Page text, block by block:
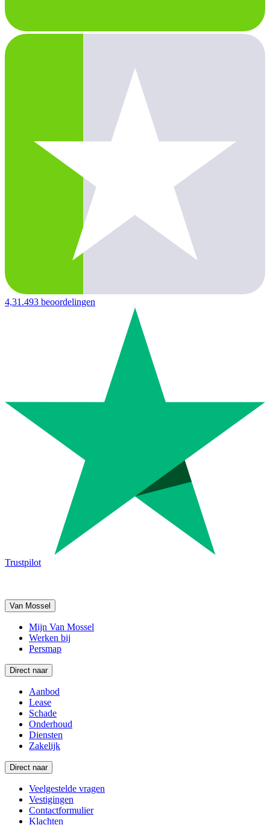
4,31.493 beoordelingen
Trustpilot
Van Mossel
Mijn Van Mossel
Werken bij
Persmap
Direct naar
Aanbod
Lease
Schade
Onderhoud
Diensten
Zakelijk
Direct naar
Veelgestelde vragen
Vestigingen
Contactformulier
Klachten